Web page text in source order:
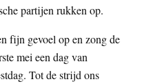
partijen rukken op.
fijn gevoel op en zong de
mei een dag van
Tot de strijd ons